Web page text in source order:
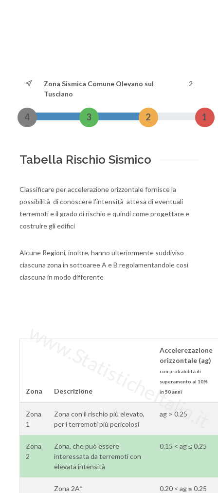
Zona Sismica Comune Olevano sul
Tusciano
2
4 3 2 1
Tabella Rischio Sismico
Classificare per accelerazione orizzontale fornisce la
possibilità di conoscere l'intensità attesa di eventuali
terremoti e il grado di rischio e quindi come progettare e
costruire gli edifici
Alcune Regioni, inoltre, hanno ulteriormente suddiviso
ciascuna zona in sottoaree A e B regolamentandole così
ciascuna in modo differente
Zona Descrizione
Accelerezazione
orizzontale (ag)
con probabilità di
superamento al 10%
in 50 anni
Zona
1
Zona con il rischio più elevato,
per i terremoti più pericolosi
ag > 0.25
Zona
2
Zona, che può essere
interessata da terremoti con
elevata intensità
0.15 < ag ≤ 0.25
Zona 2A* 0.20 < ag ≤ 0.25
www.StatisticheItalia.it